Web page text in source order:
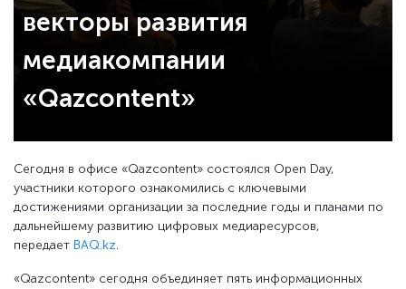
векторы развития
медиакомпании
«Qazcontent»
Сегодня в офисе «Qazcontent» состоялся Open Day,
участники которого ознакомились с ключевыми
достижениями организации за последние годы и планами по
дальнейшему развитию цифровых медиаресурсов,
передает BAQ.kz.
«Qazcontent» сегодня объединяет пять информационных